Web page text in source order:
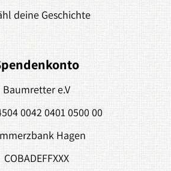
deine Geschichte
Baumretter e.V
0042 0401 0500 00
Hagen
COBADEFFXXX